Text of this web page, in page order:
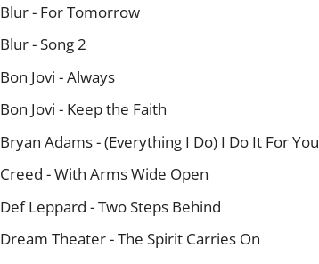
Blur - For Tomorrow
Blur - Song 2
Bon Jovi - Always
Bon Jovi - Keep the Faith
Bryan Adams - (Everything I Do) I Do It For You
Creed - With Arms Wide Open
Def Leppard - Two Steps Behind
Dream Theater - The Spirit Carries On